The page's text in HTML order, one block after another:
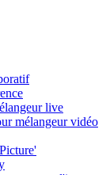
live
mélangeur vidéo